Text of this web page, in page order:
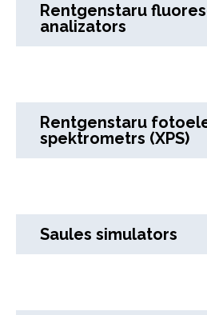
Rentgenstaru
analizators
Rentgenstaru
spektrometrs (XPS)
Saules simulators